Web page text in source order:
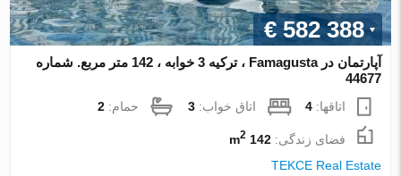
€ 582 388
آپارتمان در Famagusta ، ترکیه 3 خوابه ، 142 متر مربع. شماره
44677
اتاقها:4 اتاق خواب:3 حمام:2
فضای زندگی:142 m
2
TEKCE Real Estate